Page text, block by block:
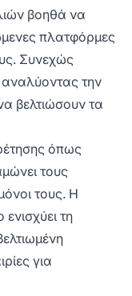
βοηθά να
πλατφόρμες
Συνεχώς
την
βελτιώσουν τα
όπως
τους
τους. Η
τη
για